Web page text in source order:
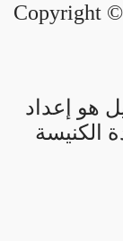
Copyright
هو إعداد
الكنيسة